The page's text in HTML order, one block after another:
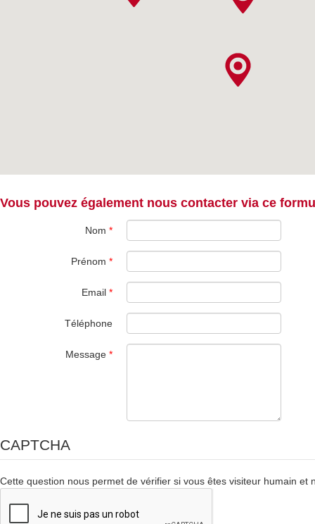
Vous pouvez également nous contacter via ce
Nom *
Prénom *
Email *
Téléphone
Message *
CAPTCHA
Cette question nous permet de vérifier si vous êtes visiteur humain et